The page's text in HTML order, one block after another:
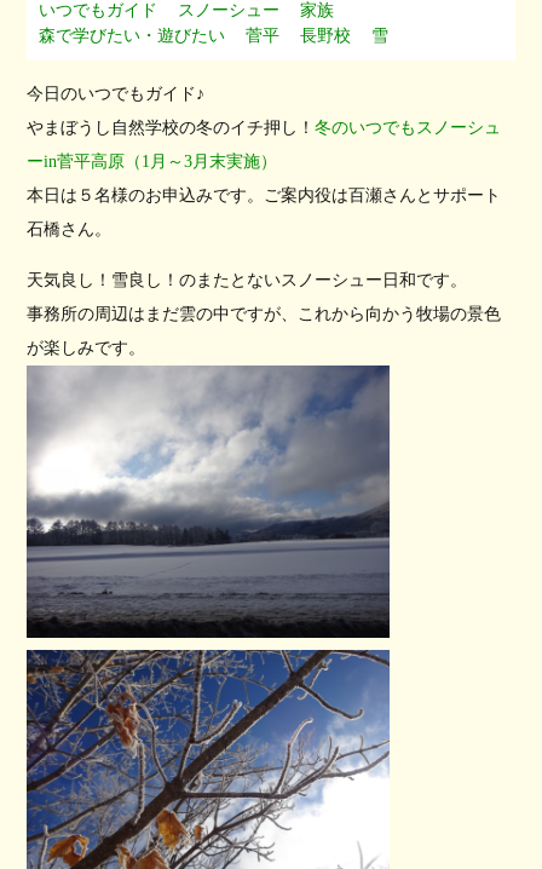
いつでもガイド スノーシュー
家族
森で学びたい・遊びたい
菅平 長野校 雪
今日のいつでもガイド♪
やまぼうし自然学校の冬のイチ押し！ 冬のいつでもスノーシュ
ーin菅平高原（1月～3月末実施）
本日は５名様のお申込みです。ご案内役は百瀬さんとサポート
石橋さん。
天気良し！雪良し！のまたとないスノーシュー日和です。
事務所の周辺はまだ雲の中ですが、これから向かう牧場の景色
が楽しみです。